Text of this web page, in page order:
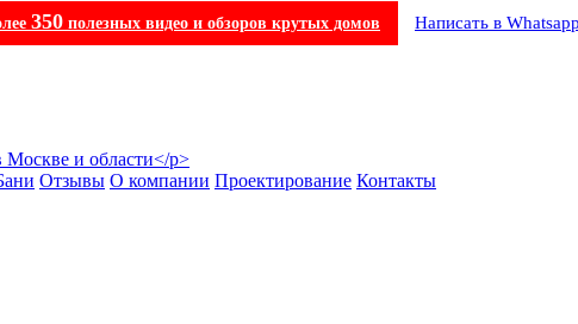
350 полезных видео и обзоров крутых домов Написать в Whatsapp
Отзывы О компании Проектирование Контакты